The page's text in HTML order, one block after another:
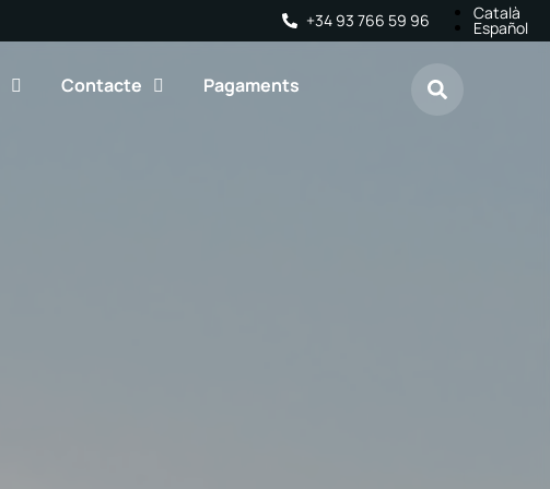
+34 93 766 59 96 Català
Español
Contacte Pagaments